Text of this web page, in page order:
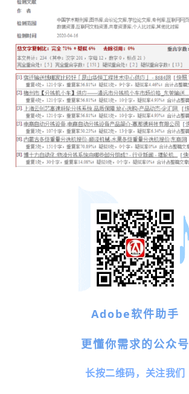
Adobe软件助手
更懂你需求的公众号
长按二维码，关注我们